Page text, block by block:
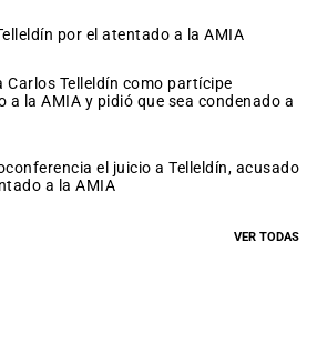
por el atentado a la AMIA
Carlos Telleldín como partícipe
a la AMIA y pidió que sea condenado a
el juicio a Telleldín, acusado
a la AMIA
VER TODAS